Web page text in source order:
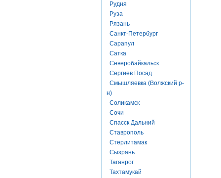
Рудня
Руза
Рязань
Санкт-Петербург
Сарапул
Сатка
Северобайкальск
Сергиев Посад
Смышляевка (Волжский р-
н)
Соликамск
Сочи
Спасск Дальний
Ставрополь
Стерлитамак
Сызрань
Таганрог
Тахтамукай